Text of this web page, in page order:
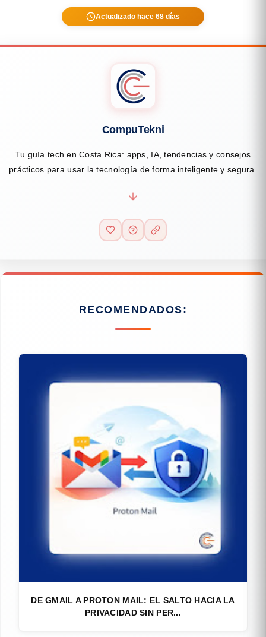
Actualizado hace 68 días
CompuTekni
Tu guía tech en Costa Rica: apps, IA, tendencias y consejos
prácticos para usar la tecnología de forma inteligente y segura.
RECOMENDADOS:
DE GMAIL A PROTON MAIL: EL SALTO HACIA LA
PRIVACIDAD SIN PER...